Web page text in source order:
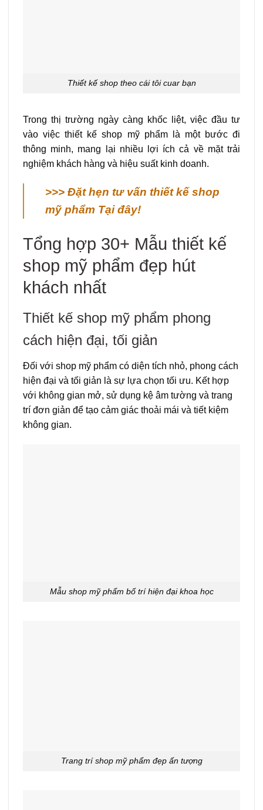
Thiết kế shop theo cái tôi cuar bạn
Trong thị trường ngày càng khốc liệt, việc đầu tư
vào việc thiết kế shop mỹ phẩm là một bước đi
thông minh, mang lại nhiều lợi ích cả về mặt trải
nghiệm khách hàng và hiệu suất kinh doanh.
>>> Đặt hẹn tư vấn thiết kế shop
mỹ phẩm Tại đây!
Tổng hợp 30+ Mẫu thiết kế
shop mỹ phẩm đẹp hút
khách nhất
Thiết kế shop mỹ phẩm phong
cách hiện đại, tối giản
Đối với shop mỹ phẩm có diện tích nhỏ, phong cách
hiện đại và tối giản là sự lựa chọn tối ưu. Kết hợp
với không gian mở, sử dụng kệ âm tường và trang
trí đơn giản để tạo cảm giác thoải mái và tiết kiệm
không gian.
Mẫu shop mỹ phẩm bố trí hiện đại khoa học
Trang trí shop mỹ phẩm đẹp ấn tượng